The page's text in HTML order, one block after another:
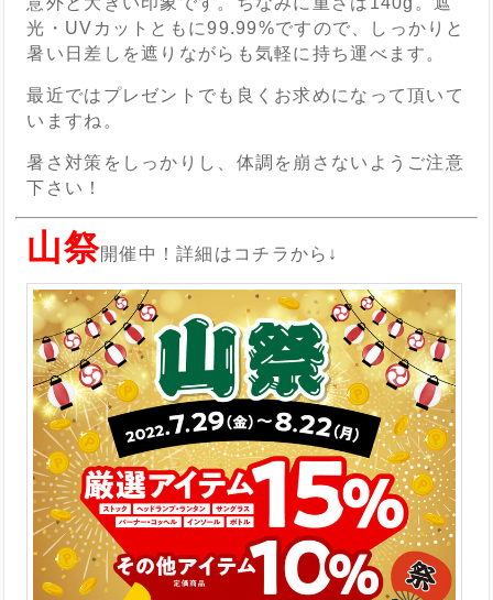
光・UVカットともに99.99%ですので、しっかりと
暑い日差しを遮りながらも気軽に持ち運べます。
最近ではプレゼントでも良くお求めになって頂いて
いますね。
暑さ対策をしっかりし、体調を崩さないようご注意
下さい！
山祭開催中！詳細はコチラから↓